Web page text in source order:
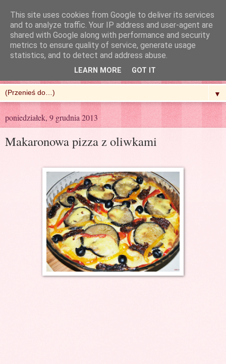
R'n'G Kitchen
▼
poniedziałek, 9 grudnia 2013
Makaronowa pizza z oliwkami
This site uses cookies from Google to deliver its services
and to analyze traffic. Your IP address and user-agent are
shared with Google along with performance and security
metrics to ensure quality of service, generate usage
statistics, and to detect and address abuse.
LEARN MORE GOT IT